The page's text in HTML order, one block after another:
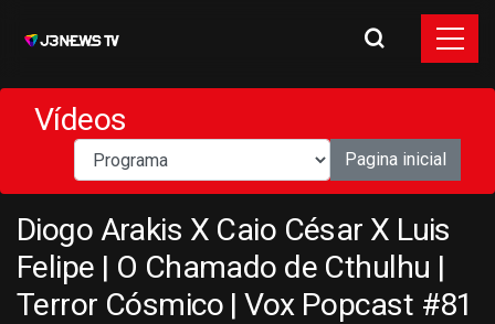
Vídeos
Pagina inicial
Diogo Arakis X Caio César X Luis
Felipe | O Chamado de Cthulhu |
Terror Cósmico | Vox Popcast #81